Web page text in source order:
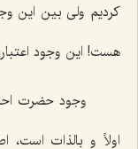
کردیم ولی بین این
هست! این وجود
وجود حضرت
اولاً و بالذات است،